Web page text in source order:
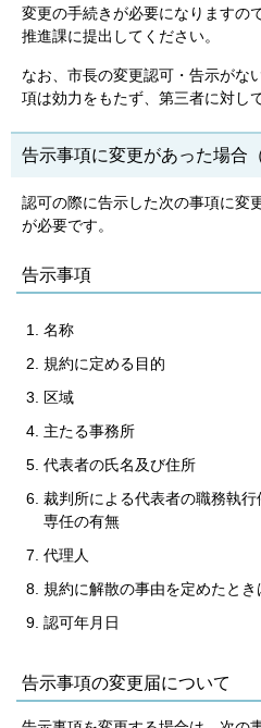
変更の手続きが必要になりますの
推進課に提出してください。
なお、市長の変更認可・告示がな
項は効力をもたず、第三者に対し
告示事項に変更があった場合
認可の際に告示した次の事項に変
が必要です。
告示事項
名称
規約に定める目的
区域
主たる事務所
代表者の氏名及び住所
裁判所による代表者の職務執
専任の有無
代理人
規約に解散の事由を定めたとき
認可年月日
告示事項の変更届について